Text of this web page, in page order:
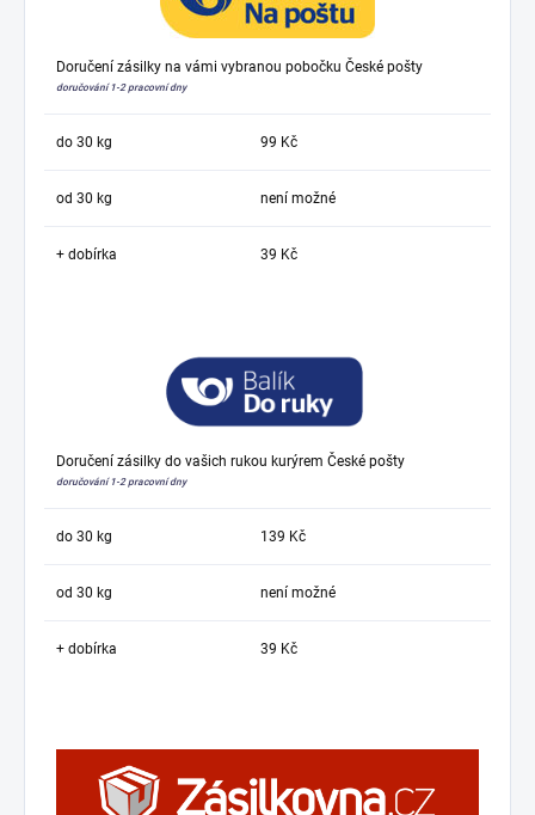
Doručení zásilky na vámi vybranou pobočku České pošty
doručování 1-2 pracovní dny
do 30 kg 99 Kč
od 30 kg není možné
+ dobírka 39 Kč
Doručení zásilky do vašich rukou kurýrem České pošty
doručování 1-2 pracovní dny
do 30 kg 139 Kč
od 30 kg není možné
+ dobírka 39 Kč